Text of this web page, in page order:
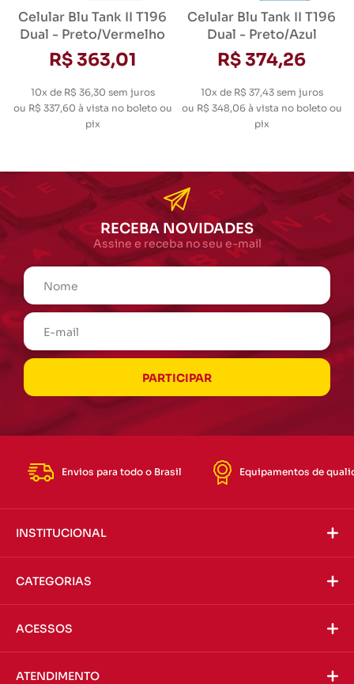
Celular Blu Tank II T196
Dual - Preto/Vermelho
R$ 363,01
10x de R$ 36,30 sem juros
ou R$ 337,60 à vista no boleto ou
pix
Celular Blu Tank II T196
Dual - Preto/Azul
R$ 374,26
10x de R$ 37,43 sem juros
ou R$ 348,06à vista no boleto ou
pix
RECEBA NOVIDADES
Assine e receba no seu e-mail
Envios para todo o Brasil Equipamentos de
INSTITUCIONAL
CATEGORIAS
ACESSOS
ATENDIMENTO